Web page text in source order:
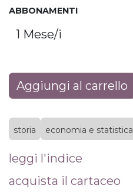
ABBONAMENTI
Aggiungi al carrello
storia economia e statistica
leggi l'indice
acquista il cartaceo